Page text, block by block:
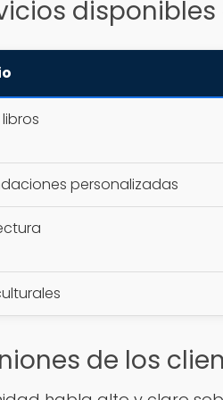
disponibles
personalizadas
de los